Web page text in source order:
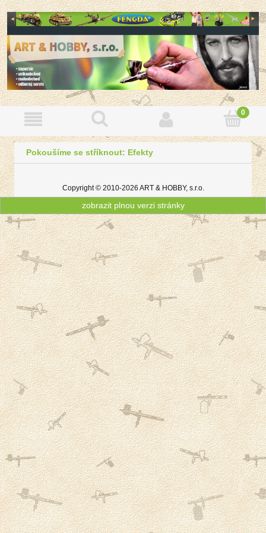
Pokoušíme se stříknout: Efekty
Copyright © 2010-2026 ART & HOBBY, s.r.o.
zobrazit plnou verzi stránky